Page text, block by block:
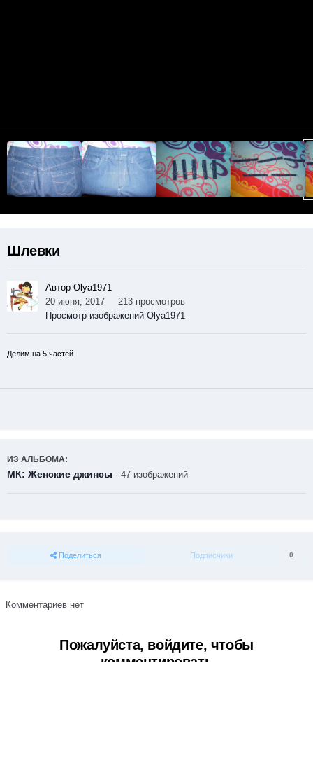
Шлевки
Автор Olya1971
20 июня, 2017
213 просмотров
Просмотр изображений Olya1971
Делим на 5 частей
ИЗ АЛЬБОМА:
МК: Женские джинсы · 47 изображений
Поделиться Подписчики 0
Комментариев нет
Пожалуйста, войдите, чтобы
комментировать